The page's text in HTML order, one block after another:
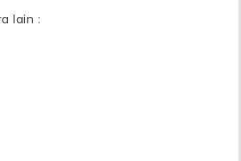
lain :